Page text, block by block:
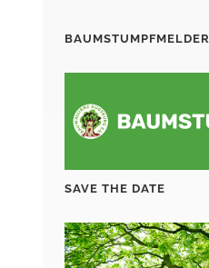
BAUMSTUMPFMELDER
SAVE THE DATE